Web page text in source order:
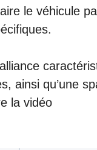
le véhicule
ainsi qu’une
la vidéo